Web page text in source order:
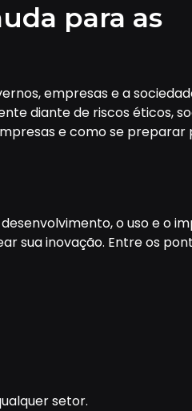
para as
empresas e a
diante de riscos éticos,
e como se preparar
o uso e o
sua inovação. Entre os
setor.